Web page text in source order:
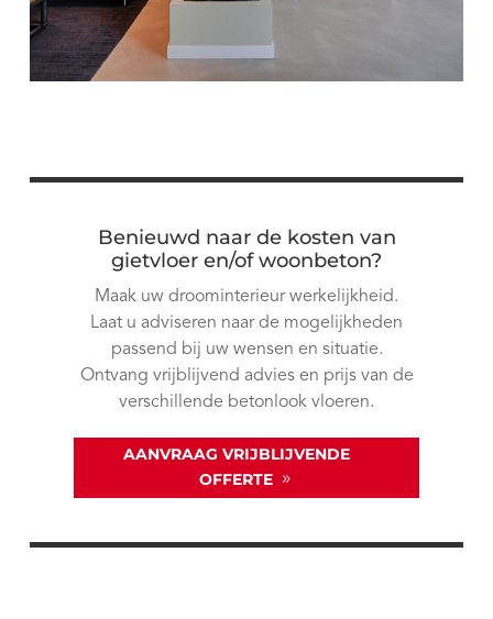
Benieuwd naar de kosten van
gietvloer en/of woonbeton?
Maak uw droominterieur werkelijkheid.
Laat u adviseren naar de mogelijkheden
passend bij uw wensen en situatie.
Ontvang vrijblijvend advies en prijs van de
verschillende betonlook vloeren.
AANVRAAG VRIJBLIJVENDE
OFFERTE